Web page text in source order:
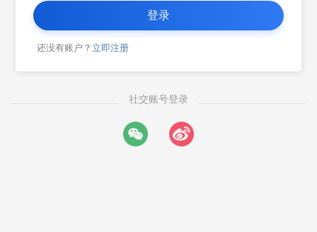
登录
还没有账户？ 立即注册
社交账号登录